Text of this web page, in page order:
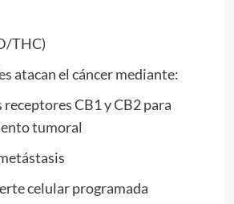
THC)
atacan el cáncer mediante:
CB1 y CB2 para
tumoral
celular programada